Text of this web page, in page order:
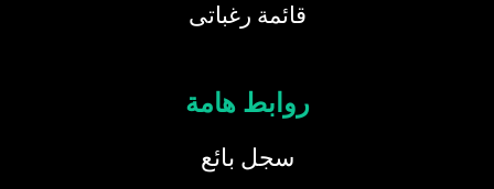
قائمة رغباتى
روابط هامة
سجل بائع